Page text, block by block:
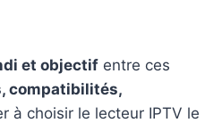
et objectif entre ces
compatibilités,
à choisir le lecteur IPTV le